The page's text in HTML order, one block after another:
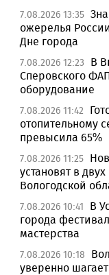
7.08.2026 13:35
ожерелья
Дне города
7.08.2026 12:23
В
Сперовского
оборудование
7.08.2026 11:42
отопительному
превысила 65%
7.08.2026 11:25
установят в
Вологодской
7.08.2026 10:41
В
города
мастерства
7.08.2026 10:18
уверенно